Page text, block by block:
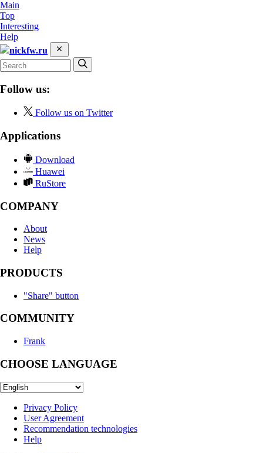
Main
Top
Interesting
Help
nickfw.ru
Follow us:
Follow us on Twitter
Applications
Download
Huawei
RuStore
COMPANY
About
News
Help
PRODUCTS
"Share" button
COMMUNITY
Frank
CHOOSE LANGUAGE
Privacy Policy
User Agreement
Recommendation technologies
Help